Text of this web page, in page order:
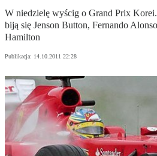
W niedzielę wyścig o Grand Prix
biją się Jenson Button, Fernando
Hamilton
Publikacja: 14.10.2011 22:28